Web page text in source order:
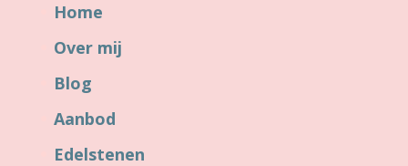
Home
Over mij
Blog
Aanbod
Edelstenen